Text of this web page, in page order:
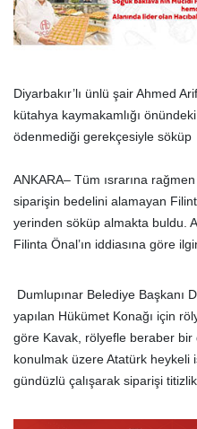
Diyarbakır’lı ünlü şair Ahmed
kütahya kaymakamlığı
ödenmediği gerekçesiyle söküp
ANKARA– Tüm ısrarına
siparişin bedelini alamayan
yerinden söküp almakta buldu.
Filinta Önal’ın iddiasına göre
Dumlupınar Belediye Başkanı
yapılan Hükümet Konağı için
göre Kavak, rölyefle beraber bir
konulmak üzere Atatürk heykeli
gündüzlü çalışarak siparişi